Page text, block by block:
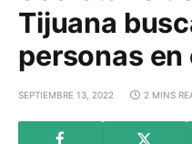
Tijuana
personas
SEPTIEMBRE 13, 2022 2 MINS